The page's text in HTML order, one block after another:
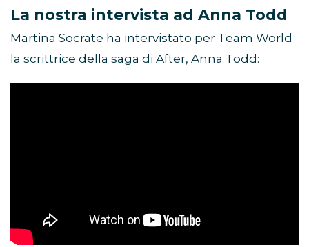
La nostra intervista ad Anna Todd
Martina Socrate ha intervistato per Team World
la scrittrice della saga di After, Anna Todd: